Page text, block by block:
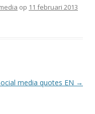
op 11 februari 2013
media quotes EN →